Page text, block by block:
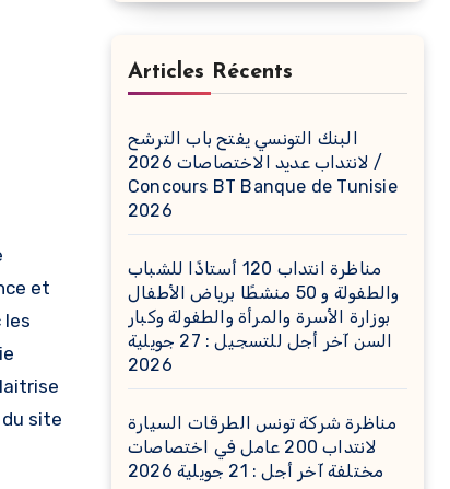
et
les
site
Articles Récents
البنك التونسي يفتح باب الترشح
لانتداب عديد الاختصاصات 2026 /
Concours BT Banque de Tunisie
2026
مناظرة انتداب 120 أستاذًا للشباب
والطفولة و 50 منشطًا برياض الأطفال
بوزارة الأسرة والمرأة والطفولة وكبار
السن آخر أجل للتسجيل : 27 جويلية
2026
مناظرة شركة تونس الطرقات السيارة
لانتداب 200 عامل في اختصاصات
مختلفة آخر أجل : 21 جويلية 2026